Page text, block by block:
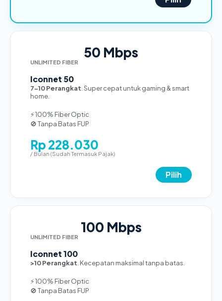
50 Mbps
UNLIMITED FIBER
Iconnet 50
7-10 Perangkat . Super cepat untuk gaming & smart
home.
⚡ 100% Fiber Optic
🚫 Tanpa Batas FUP
Rp 228.030
/ Bulan (Sudah Termasuk Pajak)
Pilih
100 Mbps
UNLIMITED FIBER
Iconnet 100
>10 Perangkat . Kecepatan maksimal tanpa batas.
⚡ 100% Fiber Optic
🚫 Tanpa Batas FUP